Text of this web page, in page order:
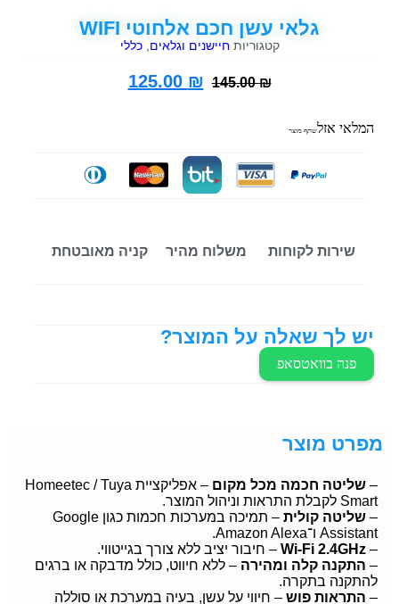
גלאי עשן חכם אלחוטי WIFI
קטגוריות חיישנים וגלאים ,כללי
145.00₪
125.00 ₪
המלאי אזלשתף מוצר
שירות לקוחות משלוח מהיר קניה מאובטחת
יש לך שאלה על המוצר?
פנה בוואטסאפ
מפרט מוצר
– שליטה חכמה מכל מקום
– אפליקציית Homeetec / Tuya
Smart לקבלת התראות וניהול המוצר.
– שליטה קולית
– תמיכה במערכות חכמות כגון Google
Assistant ו־Amazon Alexa.
–
Wi-Fi 2.4GHz – חיבור יציב ללא צורך בגייטווי.
– התקנה קלה ומהירה – ללא חיווט, כולל מדבקה או ברגים
להתקנה בתקרה.
– התראות פוש – חיווי על עשן, בעיה במערכת או סוללה